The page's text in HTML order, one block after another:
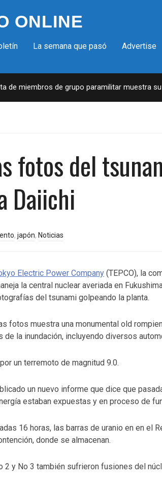
ONLINE
La semana que pasó Advertise
de grupo paramilitar muestra su
fotos del
Daiichi
, japón, Noticias
Electric Power Company (TEPCO), la
la central nuclear averiada en
del tsunami golpeando la planta.
fotos muestra una monumental old
la inundación, incluyendo diversos
un terremoto de magnitud 9.0.
un nuevo informe que dice que
estaban expuestas y en proceso de
16 horas, las barras de uranio en en el
donde se almacenan.
2 y No 3 también sufrieron fusiones del